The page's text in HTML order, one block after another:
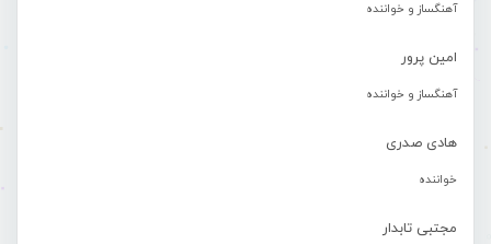
آهنگساز و خواننده
امین پرور
آهنگساز و خواننده
هادی صدری
خواننده
مجتبی تابدار